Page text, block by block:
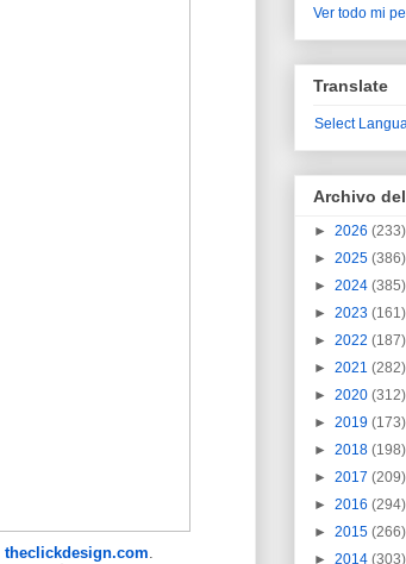
theclickdesign.com
Ver todo mi
Translate
Select
Archivo
► 2026 (233)
► 2025 (386)
► 2024 (385)
► 2023 (161)
► 2022 (187)
► 2021 (282)
► 2020 (312)
► 2019 (173)
► 2018 (198)
► 2017 (209)
► 2016 (294)
► 2015 (266)
► 2014 (303)